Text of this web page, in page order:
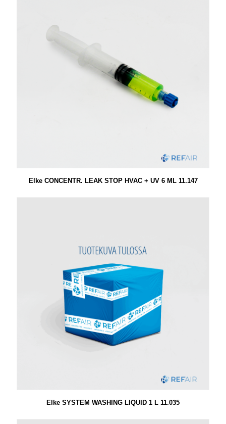
Elke CONCENTR. LEAK STOP HVAC + UV 6 ML 11.147
Elke SYSTEM WASHING LIQUID 1 L 11.035